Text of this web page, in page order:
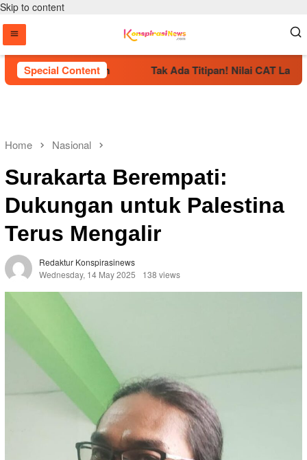
Skip to content
Special Content
Dikukuhkan Tak Ada Titipan! Nilai CAT
Home Nasional
Surakarta Berempati:
Dukungan untuk Palestina
Terus Mengalir
Redaktur Konspirasinews
Wednesday, 14 May 2025
138 views